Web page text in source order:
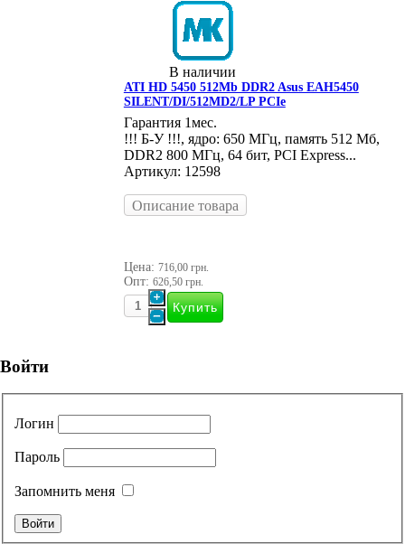
В наличии
ATI HD 5450 512Mb DDR2 Asus EAH5450
SILENT/DI/512MD2/LP PCIe
Гарантия 1мес.
!!! Б-У !!!, ядро: 650 МГц, память 512 Мб,
DDR2 800 МГц, 64 бит, PCI Express...
Артикул: 12598
Описание товара
Цена: 716,00 грн.
Опт: 626,50 грн.
Войти
Логин
Пароль
Запомнить меня